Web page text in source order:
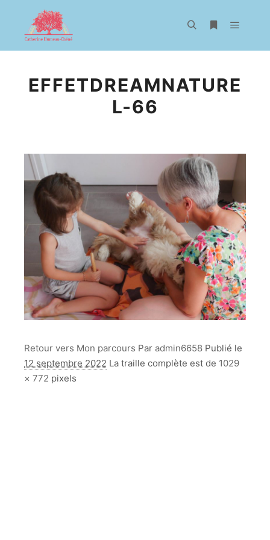
EFFETDREAMNATURE
L-66
Retour vers Mon parcours Par admin6658 Publié le
12 septembre 2022 La traille complète est de 1029
× 772 pixels